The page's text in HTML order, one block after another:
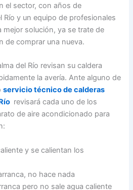
el sector, con años de
Río y un equipo de profesionales
mejor solución, ya se trate de
de comprar una nueva.
del Río revisan su caldera
la avería. Ante alguno de
servicio técnico de calderas
revisará cada uno de los
de aire acondicionado para
y se calientan los
no hace nada
pero no sale agua caliente